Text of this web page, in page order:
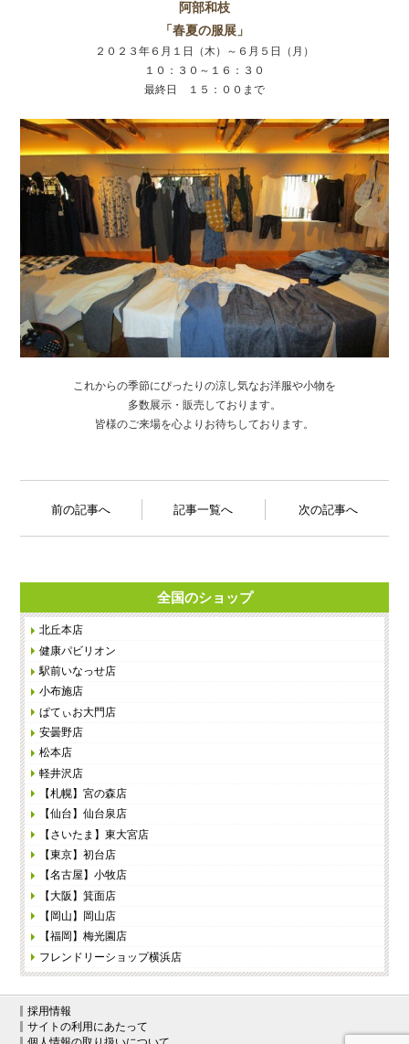
阿部和枝
「春夏の服展」
２０２３年６月１日（木）～６月５日（月）
１０：３０～１６：３０
最終日 １５：００まで
これからの季節にぴったりの涼し気なお洋服や小物を
多数展示・販売しております。
皆様のご来場を心よりお待ちしております。
前の記事へ 記事一覧へ 次の記事へ
全国のショップ
北丘本店
健康パビリオン
駅前いなっせ店
小布施店
ぱてぃお大門店
安曇野店
松本店
軽井沢店
【札幌】宮の森店
【仙台】仙台泉店
【さいたま】東大宮店
【東京】初台店
【名古屋】小牧店
【大阪】箕面店
【岡山】岡山店
【福岡】梅光園店
フレンドリーショップ横浜店
採用情報
サイトの利用にあたって